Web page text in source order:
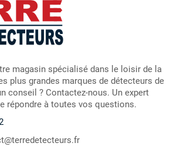
magasin spécialisé dans le loisir de la
plus grandes marques de détecteurs de
conseil ? Contactez-nous. Un expert
répondre à toutes vos questions.